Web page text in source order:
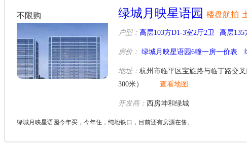
不限购 绿城月映星语园 楼盘航拍
户型： 高层103方D1-3室2厅2卫 高层135
房价： 绿城月映星语园6幢一房一价表
地址： 杭州市临平区宝旋路与临丁路交
300米）
查看地图
开发商： 西房坤和绿城
绿城月映星语园今年买，今年住，纯地铁口，目前还有房源在售。